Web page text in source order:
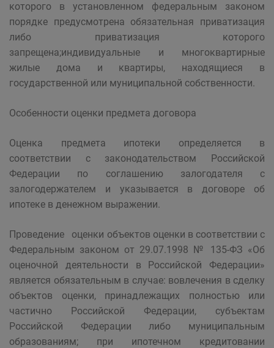
которого в установленном федеральным законом
порядке предусмотрена обязательная приватизация
либо приватизация которого
запрещена;индивидуальные и многоквартирные
жилые дома и квартиры, находящиеся в
государственной или муниципальной собственности.
Особенности оценки предмета договора
Оценка предмета ипотеки определяется в
соответствии с законодательством Российской
Федерации по соглашению залогодателя с
залогодержателем и указывается в договоре об
ипотеке в денежном выражении.
Проведение оценки объектов оценки в соответствии с
Федеральным законом от 29.07.1998 № 135-ФЗ «Об
оценочной деятельности в Российской Федерации»
является обязательным в случае: вовлечения в сделку
объектов оценки, принадлежащих полностью или
частично Российской Федерации, субъектам
Российской Федерации либо муниципальным
образованиям; при ипотечном кредитовании